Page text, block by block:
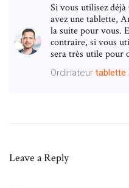
Si vous utilisez
avez une tablette,
la suite pour vous.
contraire, si vous
sera très utile pour
Ordinateur tablette
Leave a Reply